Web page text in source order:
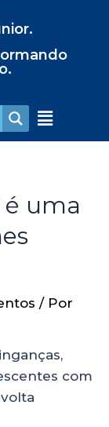
é uma
/ Por
com